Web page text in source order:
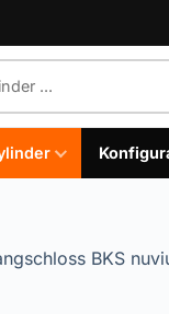
BKS